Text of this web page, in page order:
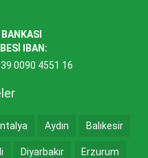
IBAN:
0090 4551 16
Aydın Balıkesir
Diyarbakır Erzurum